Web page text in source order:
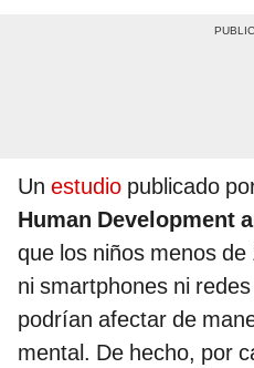
Un estudio publicado
Human Development
que los niños menos
ni smartphones ni
podrían afectar de
mental. De hecho, por